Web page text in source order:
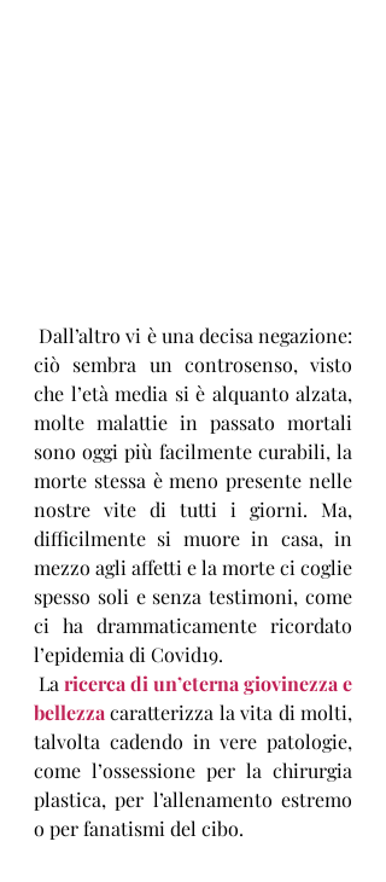
Dall’altro vi è una decisa negazione:
ciò sembra un controsenso, visto
che l’età media si è alquanto alzata,
molte malattie in passato mortali
sono oggi più facilmente curabili, la
morte stessa è meno presente nelle
nostre vite di tutti i giorni. Ma,
difficilmente si muore in casa, in
mezzo agli affetti e la morte ci coglie
spesso soli e senza testimoni, come
ci ha drammaticamente ricordato
l’epidemia di Covid19.
La ricerca di un’eterna giovinezza e
bellezza caratterizza la vita di molti,
talvolta cadendo in vere patologie,
come l’ossessione per la chirurgia
plastica, per l’allenamento estremo
o per fanatismi del cibo.